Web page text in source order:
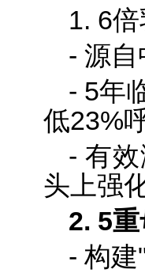
1. 6
- 源
- 5年
低23%
- 有
头上强
2. 5
- 构